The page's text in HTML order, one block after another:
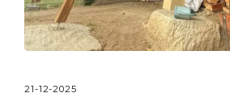
21-12-2025